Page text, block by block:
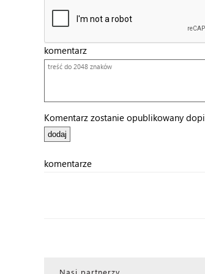
komentarz
Komentarz zostanie opublikowany
komentarze
Nasi partnerzy